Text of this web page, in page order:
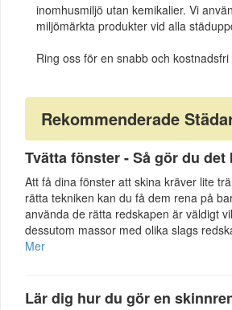
inomhusmiljö utan kemikalier. Vi
miljömärkta produkter vid alla
Ring oss för en snabb och kostnadsfri
Rekommenderade
Tvätta fönster - Så gör du det
Att få dina fönster att skina kräver lite
rätta tekniken kan du få dem rena på
använda de rätta redskapen är väldigt
dessutom massor med olika slags
Mer
Lär dig hur du gör en